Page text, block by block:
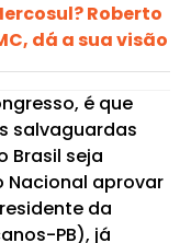
Roberto
dá a sua visão
é que
salvaguardas
Brasil seja
Nacional aprovar
da
PB), já